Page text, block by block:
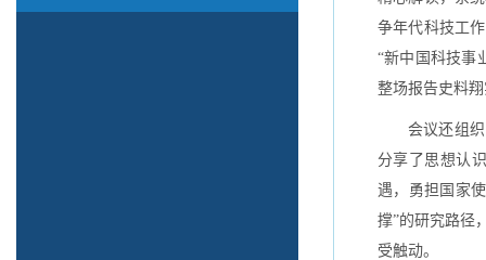
争年代科技工
“新中国科技事
整场报告史料
会议还组
分享了思想认
遇，勇担国家
撑”的研究路径
受触动。